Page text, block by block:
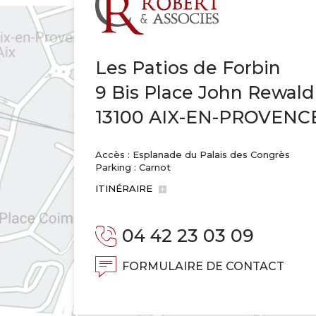
Les Patios de Forbin
9 Bis Place John Rewald
13100 AIX-EN-
Accès : Esplanade du Palais des Congrès
Parking : Carnot
ITINÉRAIRE
04 42 23 03 09
FORMULAIRE DE CONTACT